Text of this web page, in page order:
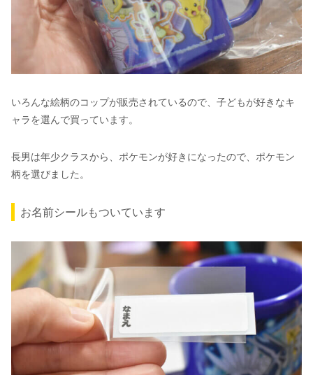
いろんな絵柄のコップが販売されているので、子どもが好きなキ
ャラを選んで買っています。
長男は年少クラスから、ポケモンが好きになったので、ポケモン
柄を選びました。
お名前シールもついています